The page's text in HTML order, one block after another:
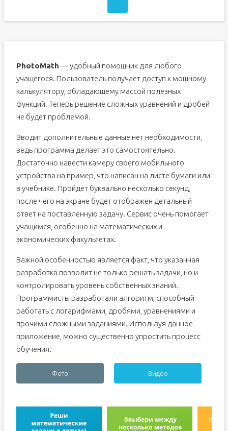
PhotoMath — удобный помощник для любого
учащегося. Пользователь получает доступ к мощному
калькулятору, обладающему массой полезных
функций. Теперь решение сложных уравнений и дробей
не будет проблемой.
Вводит дополнительные данные нет необходимости,
ведь программа делает это самостоятельно.
Достаточно навести камеру своего мобильного
устройства на пример, что написан на листе бумаги или
в учебнике. Пройдет буквально несколько секунд,
после чего на экране будет отображен детальный
ответ на поставленную задачу. Сервис очень помогает
учащимся, особенно на математических и
экономических факультетах.
Важной особенностью является факт, что указанная
разработка позволит не только решать задачи, но и
контролировать уровень собственных знаний.
Программисты разработали алгоритм, способный
работать с логарифмами, дробями, уравнениями и
прочими сложными заданиями. Используя данное
приложение, можно существенно упростить процесс
обучения.
Фото Видео